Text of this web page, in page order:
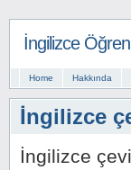
İngilizce Öğren
Home Hakkında
İngilizce
İngilizce